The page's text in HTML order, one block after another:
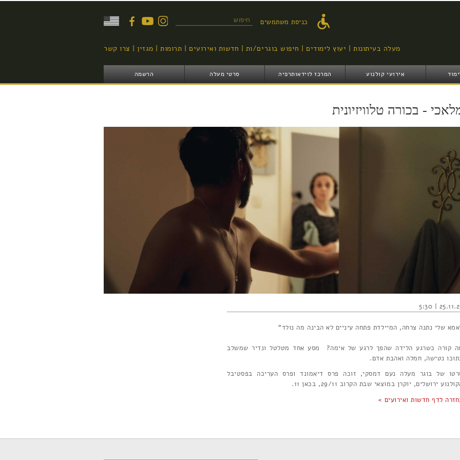
העיקרי
טופס חיפוש כניסת משתמשים
מעלה בעיתונות יעוץ לימודים חיפוש בוגרים/ות חדשות ואירועים תרומות מגזין צרו קשר
אירועי קולנוע המרכז לוידאותרפיה סרטי מעלה הרשמה
- בכורה טלוויזיונית
25.11.25 |
שלי נתנה צרחה, המיילדת פתחה עיניים לא הבינה מה נולד"
קורה כשרגע הלידה שהפך לרגע של אימה? מסע אחד מטלטל ונדיר שמשלב
נטישה, חמלה ואהבת אדם.
של בוגר מעלה נעם דמסקי, זוכה פרס דיאמונד ופרס העריכה בפסטיבל
ירושלים, יוקרן במוצאי שבת הקרוב 29/11, בכאן 11.
לדף חדשות ואירועים >